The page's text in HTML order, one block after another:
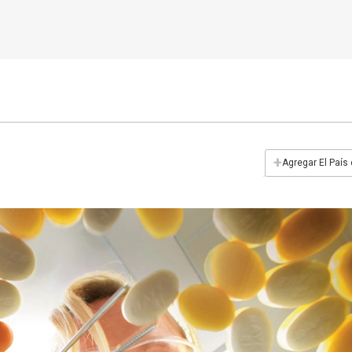
+Agregar El País